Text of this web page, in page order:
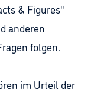
& Figures"
anderen
folgen.
im Urteil der